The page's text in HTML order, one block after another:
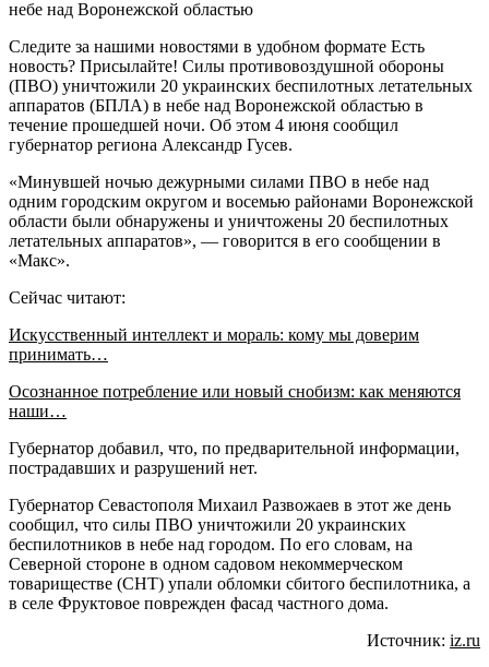
Следите за нашими новостями в удобном формате Есть
новость? Присылайте! Силы противовоздушной обороны
(ПВО) уничтожили 20 украинских беспилотных летательных
аппаратов (БПЛА) в небе над Воронежской областью в
течение прошедшей ночи. Об этом 4 июня сообщил
губернатор региона Александр Гусев.
«Минувшей ночью дежурными силами ПВО в небе над
одним городским округом и восемью районами Воронежской
области были обнаружены и уничтожены 20 беспилотных
летательных аппаратов», — говорится в его сообщении в
«Макс».
Сейчас читают:
Искусственный интеллект и мораль: кому мы доверим
принимать…
Осознанное потребление или новый снобизм: как меняются
наши…
Губернатор добавил, что, по предварительной информации,
пострадавших и разрушений нет.
Губернатор Севастополя Михаил Развожаев в этот же день
сообщил, что силы ПВО уничтожили 20 украинских
беспилотников в небе над городом. По его словам, на
Северной стороне в одном садовом некоммерческом
товариществе (СНТ) упали обломки сбитого беспилотника, а
в селе Фруктовое поврежден фасад частного дома.
Источник: iz.ru